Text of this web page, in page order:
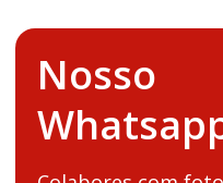
Nosso